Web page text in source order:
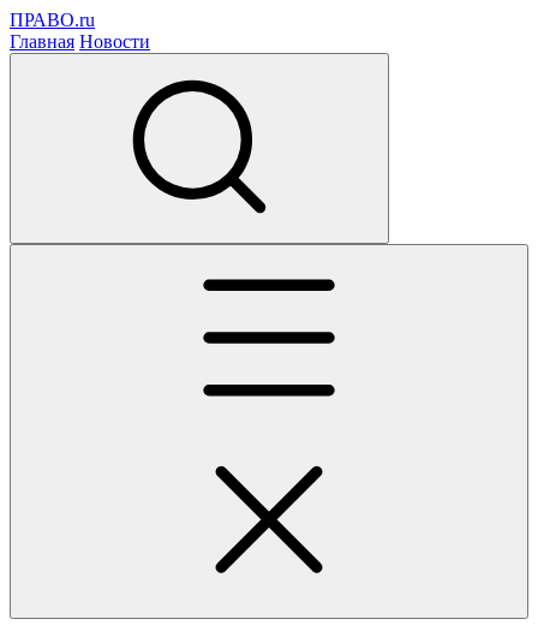
ПРАВО.ru
Главная Новости